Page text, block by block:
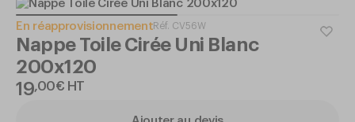
En réapprovisionnementRéf. CV56W
Nappe Toile Cirée Uni Blanc
200x120
19,00€ HT